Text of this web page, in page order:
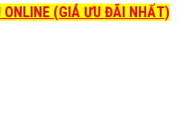
(GIÁ ƯU ĐÃI NHẤT)